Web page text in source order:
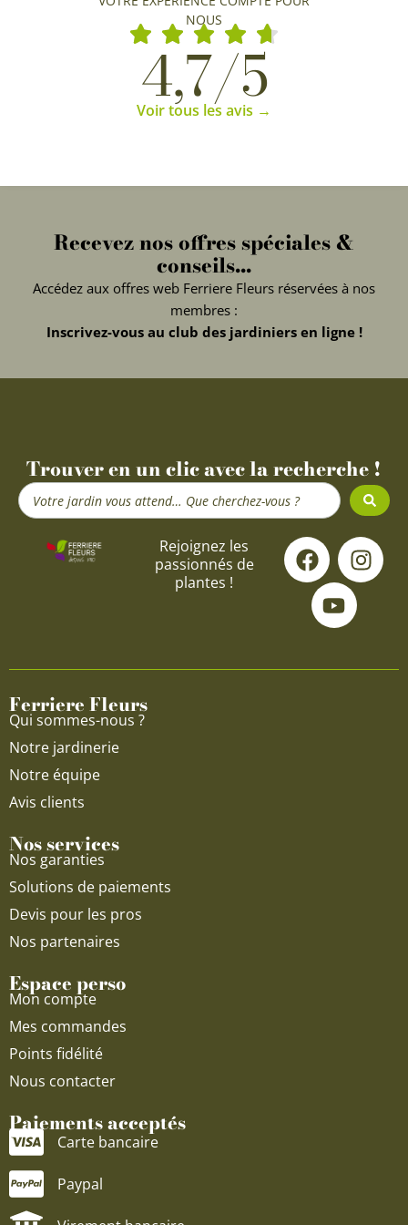
NOUS
4,7/5
Voir tous les avis →
Recevez nos offres spéciales &
conseils...
Accédez aux offres web Ferriere Fleurs réservées à nos
membres :
Inscrivez-vous au club des jardiniers en ligne !
Trouver en un clic avec la recherche !
Search
...
Rejoignez les
passionnés de
plantes !
F
a
c
e
o
I
n
s
g
Y
o
u
t
u
b
Ferriere Fleurs
Qui sommes-nous ?
Notre jardinerie
Notre équipe
Avis clients
Nos services
Nos garanties
Solutions de paiements
Devis pour les pros
Nos partenaires
Espace perso
Mon compte
Mes commandes
Points fidélité
Nous contacter
Paiements acceptés
Carte bancaire
Paypal